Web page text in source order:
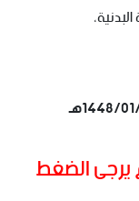
01/17هـ
يرجى الضغط